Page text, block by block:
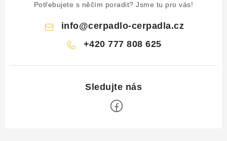
Potřebujete s něčím poradit? Jsme tu pro vás!
info@cerpadlo-cerpadla.cz
+420 777 808 625